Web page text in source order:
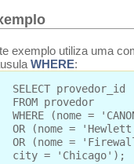
exemplo utiliza uma
WHERE:
SELECT provedor_id
FROM provedor
WHERE (nome =
OR (nome =
OR (nome =
city = 'Chicago');